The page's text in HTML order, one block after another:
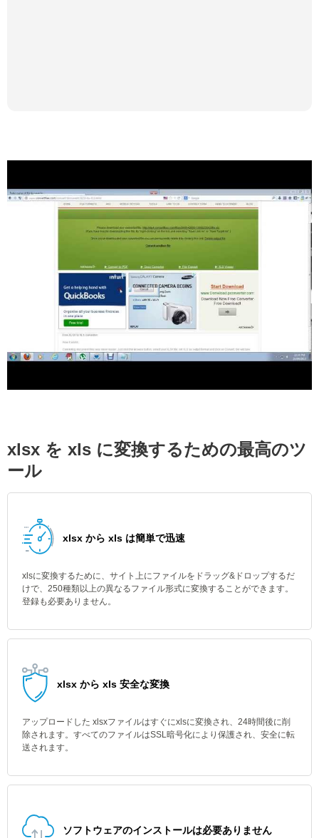
xlsx を xls に変換するための最高のツ
ール
xlsx から xls は簡単で迅速
xlsに変換するために、サイト上にファイルをドラッグ&ドロップするだ
けで、250種類以上の異なるファイル形式に変換することができます。
登録も必要ありません。
xlsx から xls 安全な変換
アップロードした xlsxファイルはすぐにxlsに変換され、24時間後に削
除されます。すべてのファイルはSSL暗号化により保護され、安全に転
送されます。
ソフトウェアのインストールは必要ありません